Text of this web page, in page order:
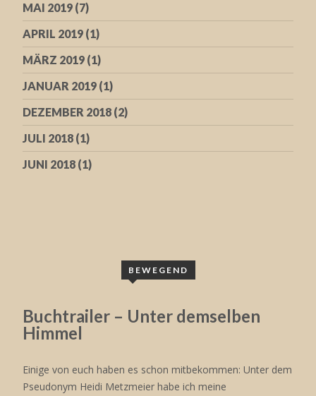
MAI 2019 (7)
APRIL 2019 (1)
MÄRZ 2019 (1)
JANUAR 2019 (1)
DEZEMBER 2018 (2)
JULI 2018 (1)
JUNI 2018 (1)
BEWEGEND
Buchtrailer – Unter demselben
Himmel
Einige von euch haben es schon mitbekommen: Unter dem
Pseudonym Heidi Metzmeier habe ich meine